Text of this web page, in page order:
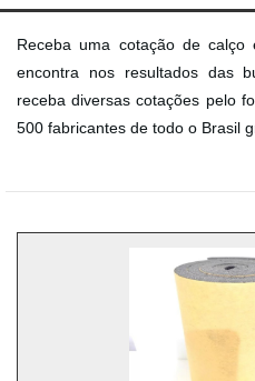
Receba uma cotação de calço
encontra nos resultados das
receba diversas cotações pelo
500 fabricantes de todo o Brasil